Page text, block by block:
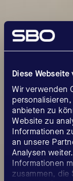
Diese
Wir verwenden
anbieten zu
Website zu
Informationen
an unsere
Analysen
Informationen
zusammen, die